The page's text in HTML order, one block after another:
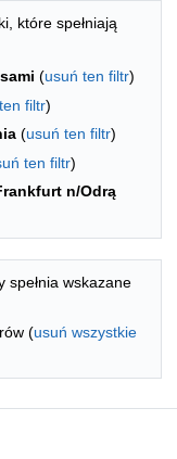
które spełniają
(usuń ten filtr)
filtr)
(usuń ten filtr)
ten filtr)
n/Odrą
spełnia wskazane
(usuń wszystkie